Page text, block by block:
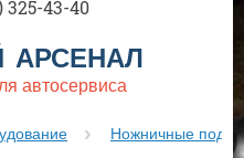
325-43-40
АРСЕНАЛ
автосервиса
Ножничные